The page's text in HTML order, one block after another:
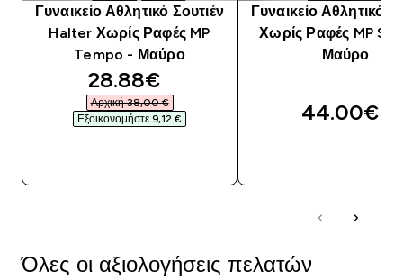
Γυναικείο Αθλητικό Σουτιέν
Halter Χωρίς Ραφές MP
Tempo - Μαύρο
discounted price
28.88€‎
Αρχική 38,00 €‎
Εξοικονομήστε 9,12 €‎
Γυναικείο Αθλητικό
Χωρίς Ραφές MP
Μαύρο
44.00€‎
Όλες οι αξιολογήσεις πελατών